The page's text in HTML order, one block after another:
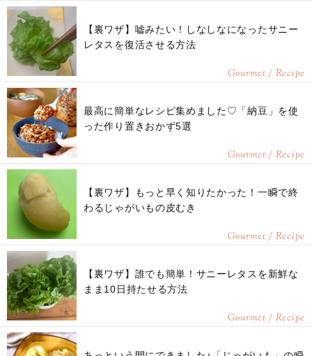
【裏ワザ】嘘みたい！しなしなになったサニー
レタスを復活させる方法
Gourmet / Recipe
最高に簡単なレシピ集めました♡「納豆」を使
った作り置きおかず5選
Gourmet / Recipe
【裏ワザ】もっと早く知りたかった！一瞬で終
わるじゃがいもの皮むき
Gourmet / Recipe
【裏ワザ】誰でも簡単！サニーレタスを新鮮な
まま10日持たせる方法
Gourmet / Recipe